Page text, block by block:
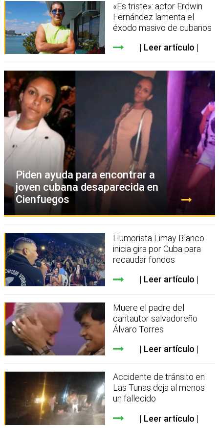
«Es triste»: actor Erdwin
Fernández lamenta el
éxodo masivo de cubanos
Leer artículo
Piden ayuda para encontrar a
joven cubana desaparecida en
Cienfuegos
Humorista Limay Blanco
inicia gira por Cuba para
recaudar fondos
Leer artículo
Muere el padre del
cantautor salvadoreño
Álvaro Torres
Leer artículo
Accidente de tránsito en
Las Tunas deja al menos
un fallecido
Leer artículo